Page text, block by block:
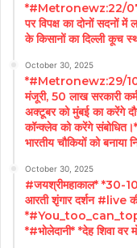
*#Metronewz:22/07/
पर विपक्ष का दोनों सदनों में
के किसानों का दिल्ली कूच
October 30, 2025
*#Metronewz:29/10/
मंजूरी, 50 लाख सरकारी
अक्टूबर को मुंबई का करेंगे
कॉन्क्लेव को करेंगे संबोधित।*
भारतीय चौकियों को बनाया
October 30, 2025
#जयश्रीमहाकाल* *30-
आरती शृंगार दर्शन #live की
*#भोलेदानी* *देह शिवा